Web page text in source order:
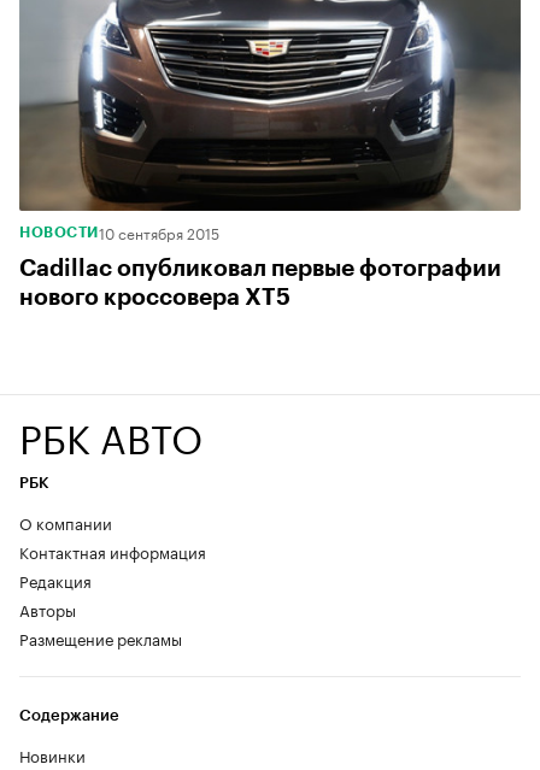
НОВОСТИ 10 сентября 2015
Cadillac опубликовал первые фотографии
нового кроссовера XT5
РБК АВТО
РБК
О компании
Контактная информация
Редакция
Авторы
Размещение рекламы
Содержание
Новинки